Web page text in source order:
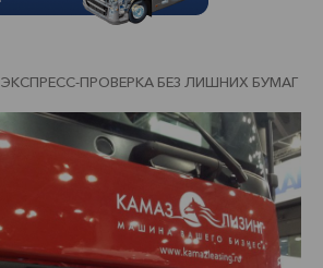
ЭКСПРЕСС-ПРОВЕРКА БЕЗ ЛИШНИХ БУМАГ